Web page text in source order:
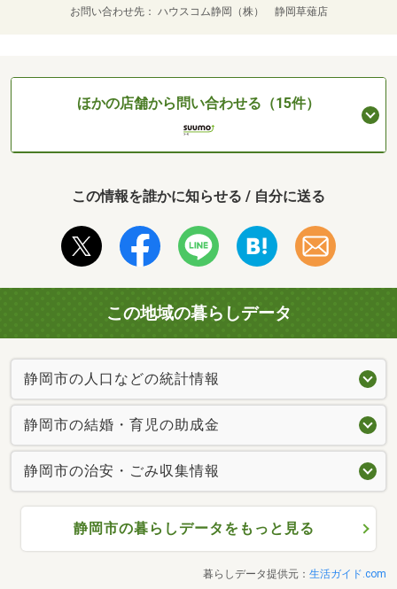
お問い合わせ先 ハウスコム静岡（株） 静岡草薙店
ほかの店舗から問い合わせる（15件）
この情報を誰かに知らせる / 自分に送る
この地域の暮らしデータ
静岡市の人口などの統計情報
静岡市の結婚・育児の助成金
静岡市の治安・ごみ収集情報
静岡市の暮らしデータをもっと見る
暮らしデータ提供元： 生活ガイド.com